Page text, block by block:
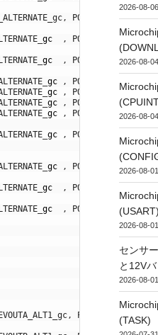
, PORTMUX_USART0_bm
gc , PORTMUX_SPI0 )
gc , PORTMUX_TWI0_bm )
gc , PORTMUX_TCA00 bm
gc , PORTMUX_TCA01 _bm
gc , PORTMUX_TCA02_bm
gc , PORTMUX_TCA03 _bm )
gc , PORTMUX_TCA04
gc , PORTMUX_TCA05 _bm )
gc , PORTMUX_TCB0
gc , PORTMUX_TCB1_bm )
, PORTMUX_EVOUTA_bm
2026-08-06
2026-08-04
2026-08-04
2026-08-01
(USART)
2026-08-01
センサ
と12V
2026-08-01
(TASK)